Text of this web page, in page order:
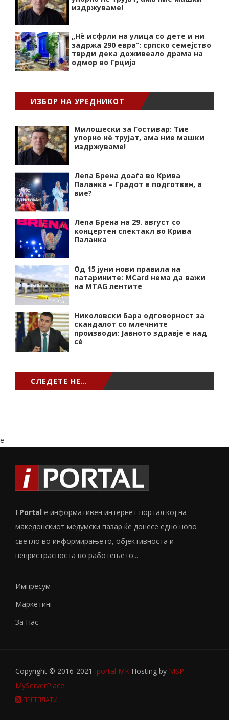
издржуваме!
„Нѐ исфрли на улица со дете и ни
задржа 290 евра“: српско семејство
тврди дека доживеало драма на
одмор во Грција
ИЗБОР НА УРЕДНИКОТ
Милошески за Гостивар: Тие
упорно нѐ трујат, ама ние машки
издржуваме!
Лепа Брена доаѓа во Крива
Паланка – Градот е подготвен, а
вие?
Лепа Брена на 29. август со
концертен спектакл во Крива
Паланка
Од 15 јуни нови правила на
патарините: MCard нема да важи
на MTAG лентите
Николовски бара одговорност за
скандалот со млечните
производи: Јавното здравје е над
сѐ
СЛЕДЕТЕ НЕ…
e
I Portal е информативен интернет портал кој на
македонскиот медумски пазар ќе донесе едно ново
светло во информирањето, објективноста и
непристрасноста во работењето...
Импресум
Маркетинг
За Нас
Copyright © 2016-2021 Iportal MK Hosting by MSP
MyServerPlace
ПРЕТПЛАТИ